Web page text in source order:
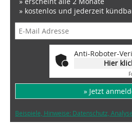
» kostenlos und jederzeit
Anti-Roboter-
Hier
» Jetzt
Beispiele, Hinweise: Datenschutz,